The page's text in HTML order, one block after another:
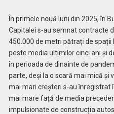
În primele nouă luni din 2025, în
Capitalei s-au semnat contracte
450.000 de metri pătrați de spații
peste media ultimilor cinci ani și
în perioada de dinainte de
parte, deși la o scară mai mică și
mai mari creșteri s-au înregistrat
mai mare față de media
impulsionate de construcția